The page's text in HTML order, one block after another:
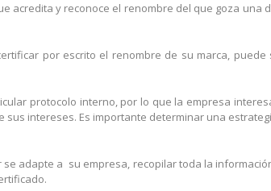
acredita y reconoce el renombre del que goza una
por escrito el renombre de su marca, puede
protocolo interno, por lo que la empresa
intereses. Es importante determinar una
adapte a su empresa, recopilar toda la